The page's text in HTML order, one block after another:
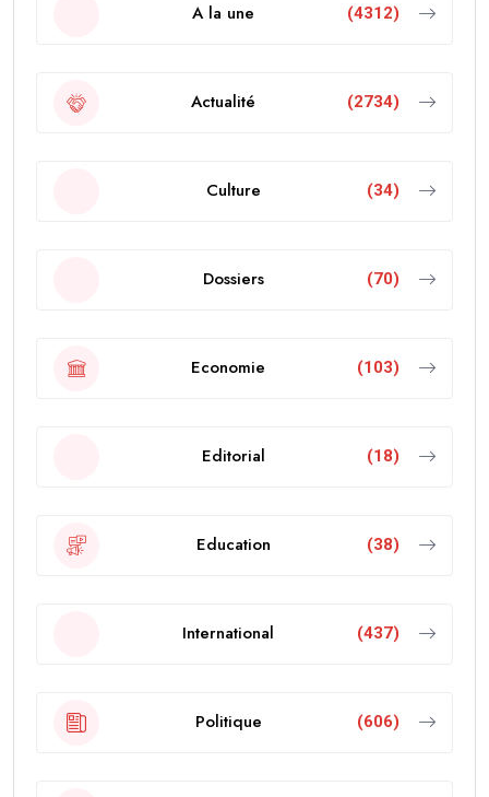
A la une (4312)
Actualité (2734)
Culture (34)
Dossiers (70)
Economie (103)
Editorial (18)
Education (38)
International (437)
Politique (606)